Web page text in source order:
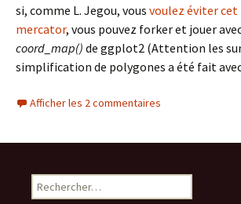
si, comme L. Jegou, vous voulez éviter
mercator, vous pouvez forker et jouer
coord_map() de ggplot2 (Attention les
simplification de polygones a été fait
Afficher les 2 commentaires
Rechercher :